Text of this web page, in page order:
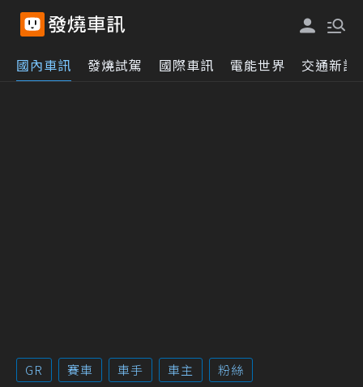
國內車訊 發燒試駕 國際車訊 電能世界 交通新訊
GR 賽車 車手 車主 粉絲